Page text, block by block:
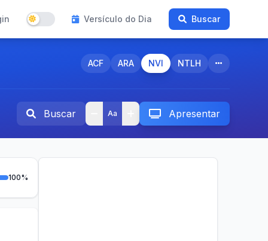
Versículo do Dia Buscar
ACF ARA NVI NTLH
Buscar Aa Apresentar
100%